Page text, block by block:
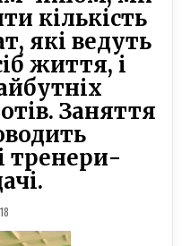
кількість
які ведуть
життя, і
Заняття
тренери-